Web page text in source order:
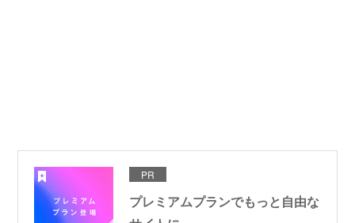
PR
プレミアムプランでもっと自由な